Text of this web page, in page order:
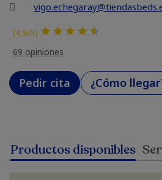
(4.9/5)
69 opiniones
Pedir cita ¿Cómo
Productos disponibles